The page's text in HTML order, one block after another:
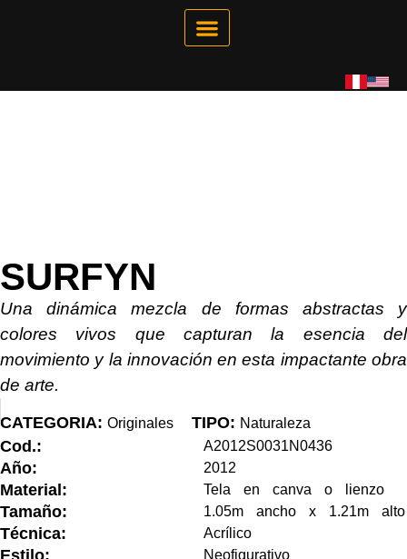
SURFYN
Una dinámica mezcla de formas abstractas y
colores vivos que capturan la esencia del
movimiento y la innovación en esta impactante obra
de arte.
CATEGORIA: Originales TIPO: Naturaleza
Cod.: A2012S0031N0436
Año: 2012
Material: Tela en canva o lienzo
Tamaño: 1.05m ancho x 1.21m alto
Técnica: Acrílico
Neofigurativo